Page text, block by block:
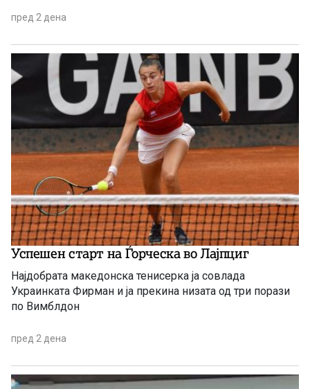
пред 2 дена
Успешен старт на Ѓорческа во Лајпциг
Најдобрата македонска тенисерка ја совлада
Украинката Фирман и ја прекина низата од три порази
по Вимблдон
пред 2 дена